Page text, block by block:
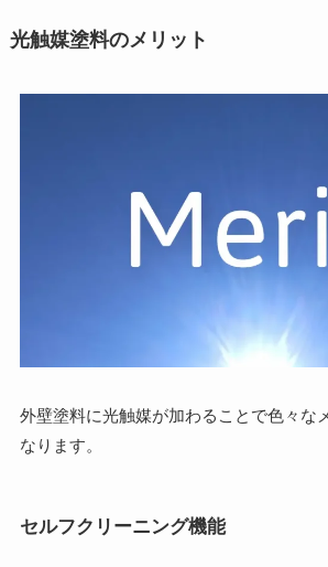
光触媒塗料のメリット
外壁塗料に光触媒が加わることで色々な
なります。
セルフクリーニング機能